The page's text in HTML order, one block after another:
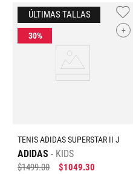
+
TENIS ADIDAS SUPERSTAR II J
ADIDAS KIDS
$1499.00 $1049.30